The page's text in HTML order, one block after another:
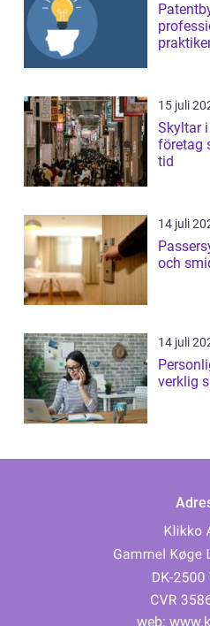
Patentbyrå så
15 juli
Skyltar i
företag
tid
14 juli
Passersystem
och
14 juli
Personlig
verklig
web: